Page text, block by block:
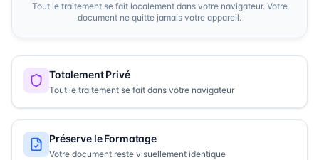
Tout le traitement se fait localement dans votre navigateur. Votre
document ne quitte jamais votre appareil.
Totalement Privé
Tout le traitement se fait dans votre navigateur
Préserve le Formatage
Votre document reste visuellement identique